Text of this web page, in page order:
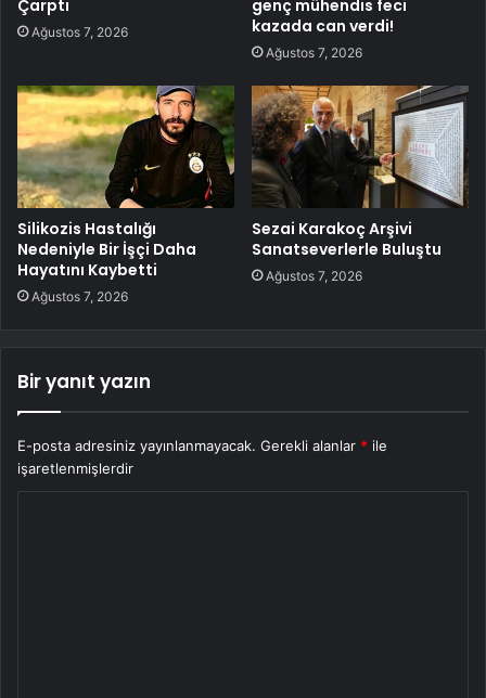
Çarptı
Ağustos 7, 2026
genç mühendis feci
kazada can verdi!
Ağustos 7, 2026
Silikozis Hastalığı
Nedeniyle Bir İşçi Daha
Hayatını Kaybetti
Ağustos 7, 2026
Sezai Karakoç Arşivi
Sanatseverlerle Buluştu
Ağustos 7, 2026
Bir yanıt yazın
E-posta adresiniz yayınlanmayacak. Gerekli alanlar * ile
işaretlenmişlerdir